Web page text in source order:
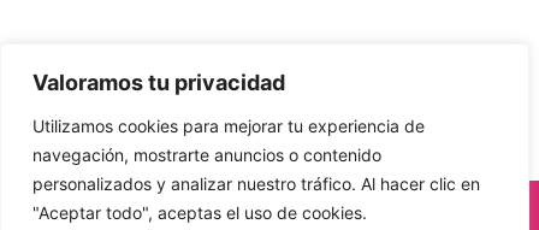
Valoramos tu privacidad
Utilizamos cookies para mejorar tu experiencia de
navegación, mostrarte anuncios o contenido
personalizados y analizar nuestro tráfico. Al hacer clic en
"Aceptar todo", aceptas el uso de cookies.
© All Rights Reserved.